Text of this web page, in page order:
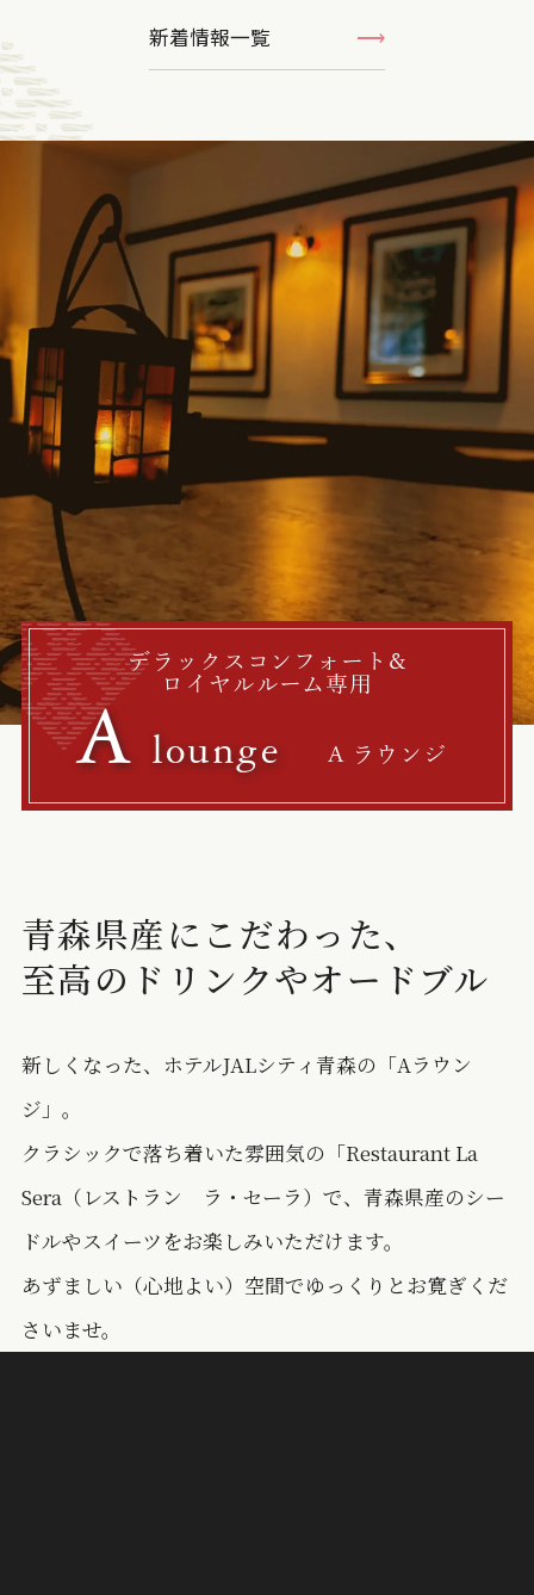
新着情報一覧
デラックスコンフォート&
ロイヤルルーム専用
A lounge A ラウンジ
青森県産にこだわった、
至高のドリンクやオードブル
新しくなった、ホテルJALシティ青森の「Aラウン
ジ」。
クラシックで落ち着いた雰囲気の「Restaurant La
Sera（レストラン ラ・セーラ）で、青森県産のシー
ドルやスイーツをお楽しみいただけます。
あずましい（心地よい）空間でゆっくりとお寛ぎくだ
さいませ。